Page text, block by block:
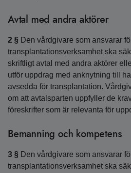
Avtal med andra aktörer
2 § Den vårdgivare som ansvarar
transplantationsverksamhet ska
skriftligt avtal med andra aktörer
utför uppdrag med anknytning till
avsedda för transplantation.
om att avtalsparten uppfyller de
föreskrifter som är relevanta för
Bemanning och kompetens
3 § Den vårdgivare som ansvarar
transplantationsverksamhet ska